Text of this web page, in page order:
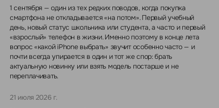
1 сентября — один из тех редких поводов, когда покупка
смартфона не откладывается «на потом». Первый учебный
день, новый статус школьника или студента, а часто и первый
«взрослый» телефон в жизни. Именно поэтому в конце лета
вопрос «какой iPhone выбрать» звучит особенно часто — и
почти всегда упирается в один и тот же спор: брать
актуальную новинку или взять модель постарше и не
переплачивать.
21 июля 2026 г.